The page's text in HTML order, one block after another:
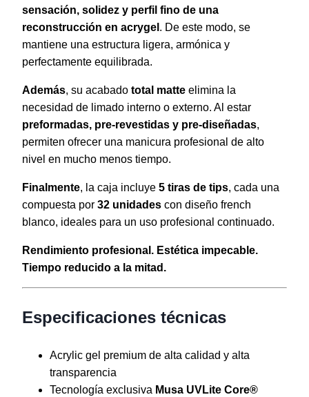
sensación, solidez y perfil fino de una
reconstrucción en acrygel . De este modo, se
mantiene una estructura ligera, armónica y
perfectamente equilibrada.
Además, su acabado total matte elimina la
necesidad de limado interno o externo. Al estar
preformadas, pre-revestidas y pre-diseñadas,
permiten ofrecer una manicura profesional de alto
nivel en mucho menos tiempo.
Finalmente, la caja incluye 5 tiras de tips, cada una
compuesta por 32 unidades con diseño french
blanco, ideales para un uso profesional continuado.
Rendimiento profesional. Estética impecable.
Tiempo reducido a la mitad.
Especificaciones técnicas
Acrylic gel premium de alta calidad y alta
transparencia
Tecnología exclusiva Musa UVLite Core®